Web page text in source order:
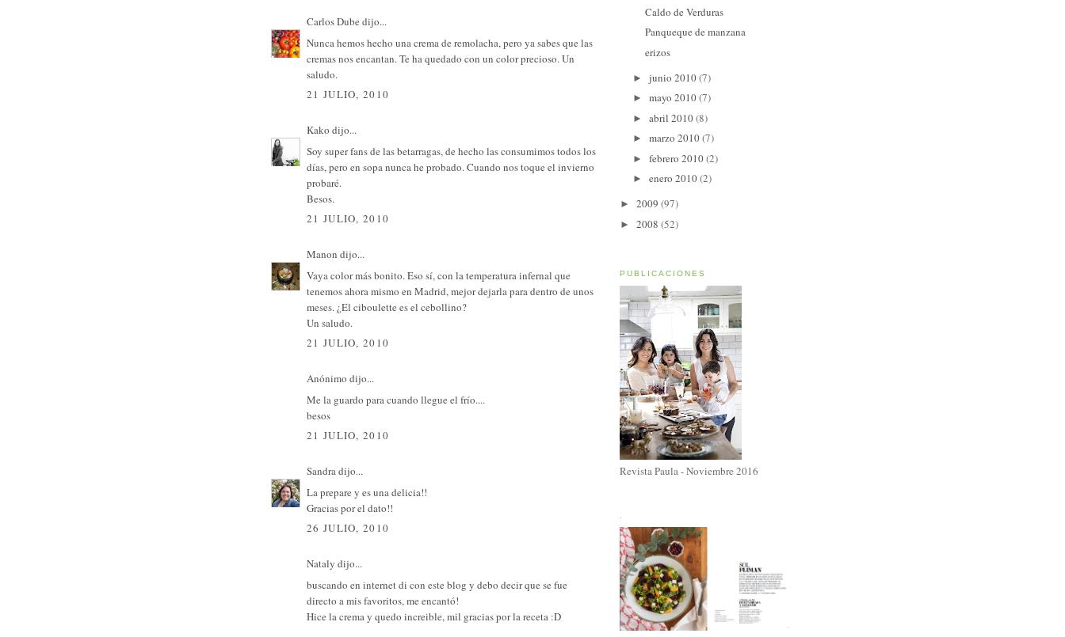
Carlos Dube dijo...
Nunca hemos hecho una crema de remolacha, pero ya sabes que las
cremas nos encantan. Te ha quedado con un color precioso. Un
saludo.
21 JULIO, 2010
Kako dijo...
Soy super fans de las betarragas, de hecho las consumimos todos los
días, pero en sopa nunca he probado. Cuando nos toque el invierno
probaré.
Besos.
21 JULIO, 2010
Manon dijo...
Vaya color más bonito. Eso sí, con la temperatura infernal que
tenemos ahora mismo en Madrid, mejor dejarla para dentro de unos
meses. ¿El ciboulette es el cebollino?
Un saludo.
21 JULIO, 2010
Anónimo dijo...
Me la guardo para cuando llegue el frío....
besos
21 JULIO, 2010
Sandradijo...
La prepare y es una delicia!!
Gracias por el dato!!
26 JULIO, 2010
Nataly dijo...
buscando en internet di con este blog y debo decir que se fue
directo a mis favoritos, me encantó!
Hice la crema y quedo increible, mil gracias por la receta :D
Caldo de Verduras
Panqueque de manzana
erizos
► junio 2010(7)
► mayo 2010(7)
► abril 2010(8)
► marzo 2010(7)
► febrero 2010(2)
► enero 2010(2)
► 2009 (97)
► 2008 (52)
PUBLICACIONES
Revista Paula - Noviembre 2016